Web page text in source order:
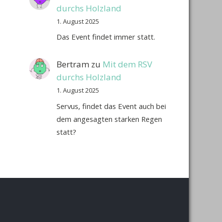
durchs Holzland
1. August 2025
Das Event findet immer statt.
Bertram zu Mit dem RSV
durchs Holzland
1. August 2025
Servus, findet das Event auch bei
dem angesagten starken Regen
statt?